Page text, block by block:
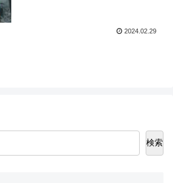
2024.02.29
検索